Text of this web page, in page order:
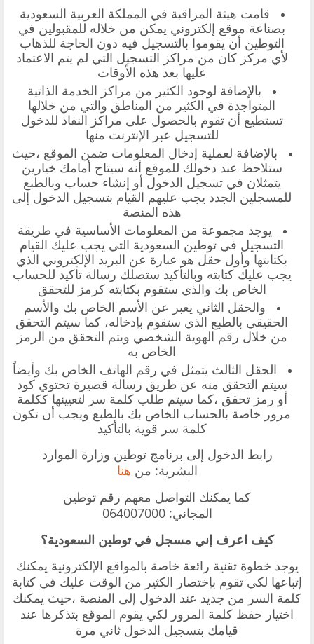
قامت هيئة المراقبة في المملكة العربية السعودية
بصناعة موقع إلكتروني يمكن من خلاله للمقبولين في
التوطين أن يقوموا بالتسجيل فيه دون الحاجة للذهاب
لأي مركز كان من مراكز التسجيل التي لم يتم الاعتماد
عليها بعد هذه الأوقات
بالإضافة لوجود الكثير من مراكز الخدمة الذاتية
المتواجدة في الكثير من المناطق والتي من خلالها
تستطيع أن تقوم بالحصول على مراكز النفاذ للدخول
للتسجيل عبر الإنترنت منها
بالإضافة لعملية إدخال المعلومات ضمن الموقع ،حيث
ستلاحظ عند دخولك للموقع أنه سيتاح أمامك خيارين
يتمثلان في تسجيل الدخول أو إنشاء حساب وبالطبع
للمسجلين الجدد يجب عليهم القيام بتسجيل الدخول إلى
هذه المنصة
يوجد مجموعة من المعلومات الأساسية في طريقة
التسجيل في توطين السعودية التي يجب عليك القيام
بكتابتها وأول حقل هو عبارة عن البريد الإلكتروني الذي
يجب عليك كتابته وبالتأكيد ستصلك رسالة تأكيد للحساب
الخاص بك والذي ستقوم بكتابته كرمز للتحقق
والحقل الثاني يعبر عن الأسم الخاص بك والأسم
الحقيقي بالطبع الذي ستقوم بإدخاله، كما سيتم التحقق
من خلال رقم الهوية الشخصي ويتم التحقق من الرمز
الخاص به
الحقل الثالث يتمثل في رقم الهاتف الخاص بك وأيضاً
سيتم التحقق منه عن طريق رسالة قصيرة تحتوي كود
أو رمز تحقق ،كما سيتم طلب كلمة سر لتعيينها ككلمة
مرور خاصة بالحساب الخاص بك بالطبع ويجب أن تكون
كلمة سر قوية بالتأكيد
رابط الدخول إلى برنامج توطين وزارة الموارد
البشرية: من هنا
كما يمكنك التواصل معهم رقم توطين
المجاني: 064007000
كيف اعرف إني مسجل في توطين السعودية؟
يوجد خطوة تقنية رائعة خاصة بالمواقع الإلكترونية يمكنك
إتباعها لكي تقوم بإختصار الكثير من الوقت عليك في كتابة
كلمة السر من جديد عند الدخول إلى المنصة ،حيث يمكنك
اختيار حفظ كلمة المرور لكي يقوم الموقع بتذكرها عند
قيامك بتسجيل الدخول ثاني مرة